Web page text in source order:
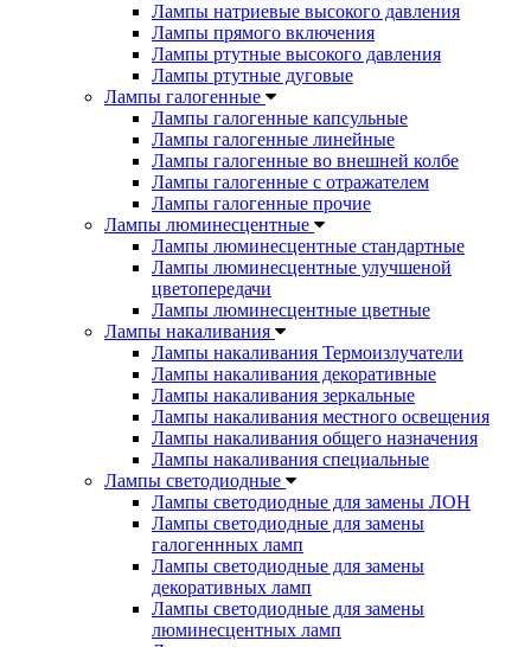
Лампы натриевые высокого давления
Лампы прямого включения
Лампы ртутные высокого давления
Лампы ртутные дуговые
Лампы галогенные
Лампы галогенные капсульные
Лампы галогенные линейные
Лампы галогенные во внешней колбе
Лампы галогенные с отражателем
Лампы галогенные прочие
Лампы люминесцентные
Лампы люминесцентные стандартные
Лампы люминесцентные улучшеной
цветопередачи
Лампы люминесцентные цветные
Лампы накаливания
Лампы накаливания Термоизлучатели
Лампы накаливания декоративные
Лампы накаливания зеркальные
Лампы накаливания местного освещения
Лампы накаливания общего назначения
Лампы накаливания специальные
Лампы светодиодные
Лампы светодиодные для замены ЛОН
Лампы светодиодные для замены
галогеннных ламп
Лампы светодиодные для замены
декоративных ламп
Лампы светодиодные для замены
люминесцентных ламп